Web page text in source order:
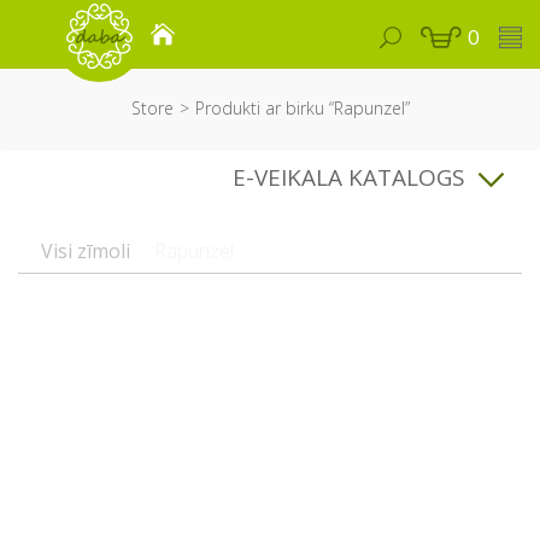
0
Store Produkti ar birku “Rapunzel”
E-VEIKALA KATALOGS
Visi zīmoli